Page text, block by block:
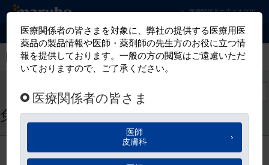
マルホ株式会社 皮膚科学領域での卓越した
医療関係者の皆さまTOP
免責事項
免責事項